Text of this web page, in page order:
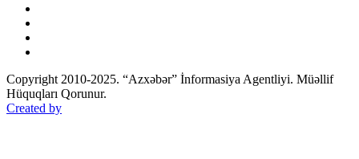
Copyright 2010-2025. “Azxəbər” İnformasiya Agentliyi. Müəllif
Hüquqları Qorunur.
Created by